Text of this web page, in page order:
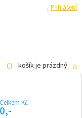
Přihlášení
košík je prázdný
Celkem Kč
0,-